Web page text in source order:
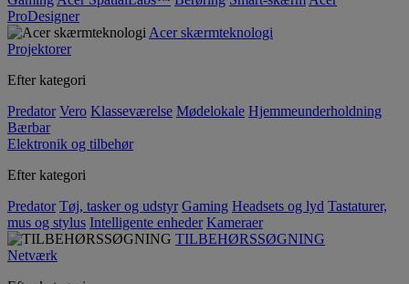
ProDesigner
Acer skærmteknologi
Projektorer
Efter kategori
Predator Vero Klasseværelse Mødelokale Hjemmeunderholdning
Bærbar
Elektronik og tilbehør
Efter kategori
Predator Tøj, tasker og udstyr Gaming Headsets og lyd Tastaturer,
mus og stylus Intelligente enheder Kameraer
TILBEHØRSSØGNING
Netværk